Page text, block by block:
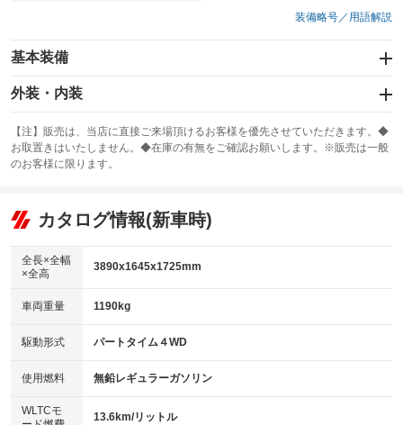
装備略号／用語解説
基本装備
エアバッグ：運転席/助手席/サイド
：装備あり
：装備なし
サンルーフ
：装備なし ABS
リフトアップ
：装備なし
：装備あり
パワーウィンドウ
アイドリングストップ
：装備あり
USB入力端子
：装備なし
100V電源
：装備なし
センターデフロック
：装備なし
外装・内装
カーナビ：メモリーナビ他
：装備あり
TV：フルセグ
：装備あり
ビジュアル：-／DVD再生
：装備あり
：装備あり
革シート
キーレス
HID(キセノンライト)
：装備なし
バックカメラ
：装備あり
エアロ
：装備なし
【注】販売は、当店に直接ご来場頂けるお客様を優先させていただきます。◆
お取置きはいたしません。◆在庫の有無をご確認お願いします。※販売は一般
のお客様に限ります。
カタログ情報(新車時)
全長×全幅
×全高
3890x1645x1725mm
車両重量 1190kg
駆動形式 パートタイム４WD
使用燃料 無鉛レギュラーガソリン
WLTCモ
13.6km/リットル